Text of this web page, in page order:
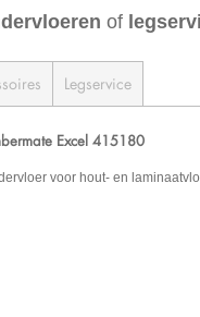
of
Legservice
Excel 415180
voor hout- en